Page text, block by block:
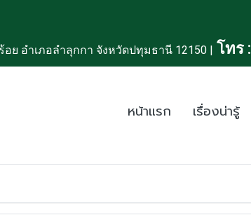
อำเภอลำลุกกา จังหวัดปทุมธานี 12150 | โทร :
หน้าแรก เรื่องน่ารู้